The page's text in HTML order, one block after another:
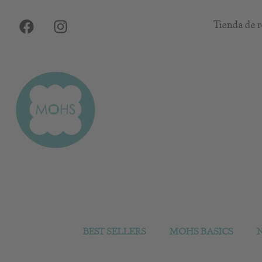
F
a
b
o
o
k
I
n
a
g
r
a
m
Tienda de
BEST SELLERS MOHS BASICS